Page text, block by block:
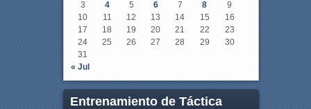
3
4 5 6 7 8
9
10
11 12 13 14 15
16
17
18 19 20 21 22
23
24
25 26 27 28 29
30
31
« Jul
Entrenamiento de Táctica